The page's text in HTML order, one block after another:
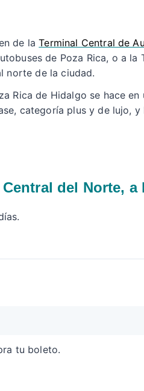
de laTerminal Central de
de Poza Rica, o a la
norte de la ciudad.
Rica de Hidalgo se hace
categoría plus y de lujo,
del Norte, a
tu boleto.